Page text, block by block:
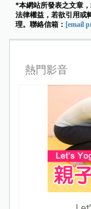
*本網站所發表之文章
法律權益，若欲引用或
理。聯絡信箱： [email
熱門影音